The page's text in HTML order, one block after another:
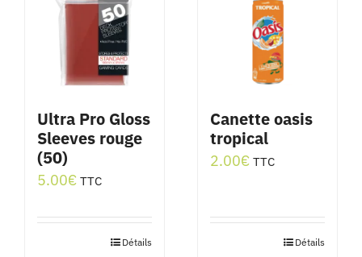
Ultra Pro Gloss
Sleeves rouge
(50)
5.00€ TTC
Détails
Canette oasis
tropical
2.00€ TTC
Détails